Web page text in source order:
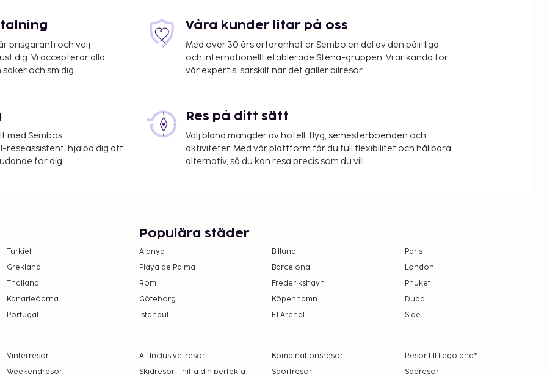
- 30,5 km
vi angett en gradering
prisgaranti och välj
dig. Vi accepterar alla
och smidig
Våra kunder litar på oss
Med över 30 års erfarenhet är Sembo en del av den pålitliga
och internationellt etablerade Stena-gruppen. Vi är kända för
vår expertis, särskilt när det gäller bilresor.
med Sembos
reseassistent, hjälpa dig att
för dig.
Res på ditt sätt
Välj bland mängder av hotell, flyg, semesterboenden och
aktiviteter. Med vår plattform får du full flexibilitet och hållbara
alternativ, så du kan resa precis som du vill.
Turkiet
Grekland
Thailand
Kanarieöarna
Portugal
Populära städer
Alanya Billund
Paris
Playa de Palma
Barcelona
London
Rom
Frederikshavn
Phuket
Göteborg
Köpenhamn
Dubai
Istanbul
El Arenal Side
Vinterresor All Inclusive-resor Kombinationsresor
Resor till Legoland®
Weekendresor
Skidresor – hitta din perfekta
Sportresor Sparesor